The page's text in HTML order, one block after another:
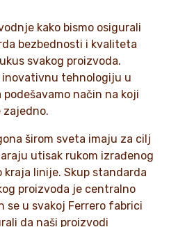
kako bismo osigurali
bezbednosti i kvaliteta
svakog proizvoda.
tehnologiju u
način na koji
zajedno.
širom sveta imaju za cilj
utisak rukom izrađenog
kraja linije. Skup standarda
proizvoda je centralno
se u svakoj Ferrero fabrici
da naši proizvodi